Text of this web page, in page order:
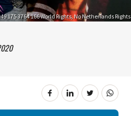
175 3764 166 World Rights, No Netherlands Rights